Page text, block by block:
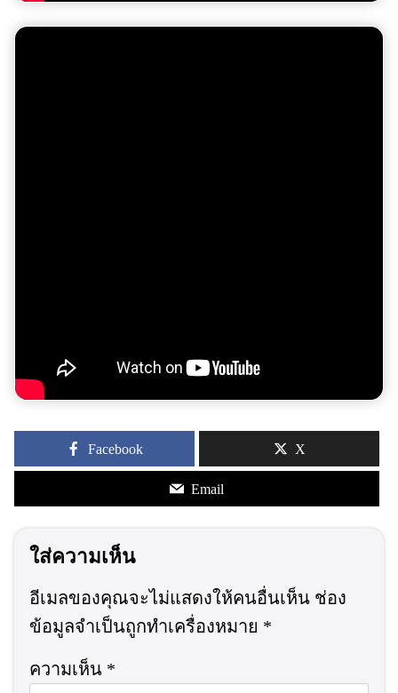
Facebook X
Email
ใส่ความเห็น
อีเมลของคุณจะไม่แสดงให้คนอื่นเห็น ช่อง
ข้อมูลจำเป็นถูกทำเครื่องหมาย *
ความเห็น *